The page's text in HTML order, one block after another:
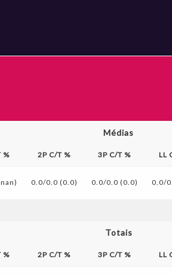
Médias
% 2P C/T % 3P C/T % LL
0.0/0.0 (0.0) 0.0/0.0 (0.0) 0.0/
Totais
% 2P C/T % 3P C/T % LL